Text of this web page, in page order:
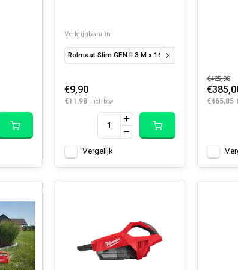
Verkrijgbaar in
Rolmaat Slim GEN II 3 M x 16 mm
€9,90
€11,98 Incl. btw
Vergelijk
€425,90
€465,85